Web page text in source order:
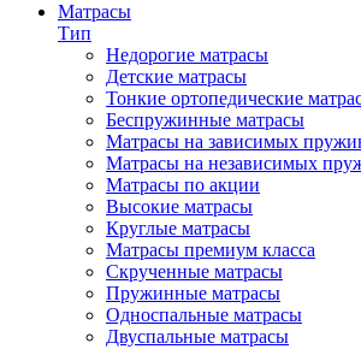
Матрасы
Тип
Недорогие матрасы
Детские матрасы
Тонкие ортопедические
Беспружинные матрасы
Матрасы на зависимых
Матрасы на независимых
Матрасы по акции
Высокие матрасы
Круглые матрасы
Матрасы премиум класса
Скрученные матрасы
Пружинные матрасы
Односпальные матрасы
Двуспальные матрасы